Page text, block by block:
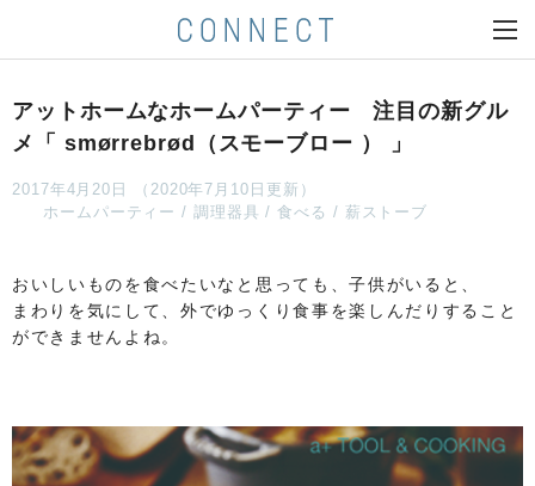
アットホームなホームパーティー 注目の新グル
メ「 smørrebrød（スモーブロー ） 」
2017年4月20日 （2020年7月10日更新）
ホームパーティー
調理器具 食べる 薪ストーブ
おいしいものを食べたいなと思っても、子供がいると、
まわりを気にして、外でゆっくり食事を楽しんだりすること
ができませんよね。